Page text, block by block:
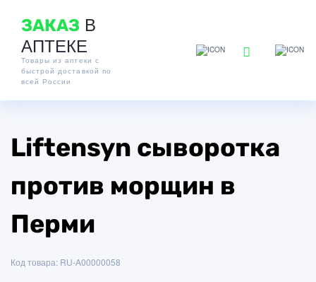
ЗАКАЗ В
АПТЕКЕ
Товары из аптеки с
быстрой доставкой по
всей России
Liftensyn сыворотка
против морщин в
Перми
Код товара: RU-A00000058